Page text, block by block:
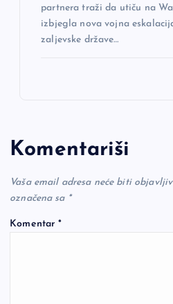
partnera traži da utiču na
izbjegla nova vojna
zaljevske države…
Komentariši
Vaša email adresa neće biti
označena sa *
Komentar*